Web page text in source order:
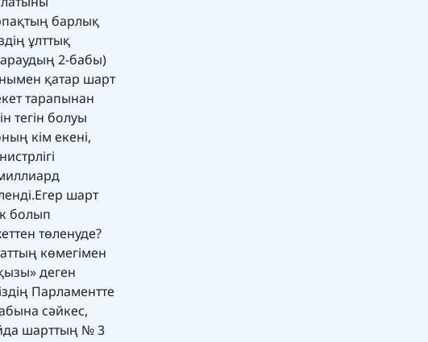
барлық
ұлттық
2-бабы)
қатар шарт
тарапынан
тегін болуы
кім екені,
​Егер шарт
болып
төленуде?
көмегімен
деген
Парламентте
сәйкес,
шарттың № 3